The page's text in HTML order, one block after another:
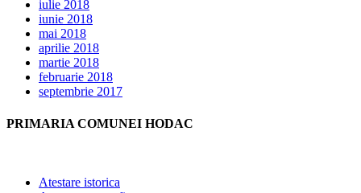
iulie 2018
iunie 2018
mai 2018
aprilie 2018
martie 2018
februarie 2018
septembrie 2017
PRIMARIA COMUNEI HODAC
Atestare istorica